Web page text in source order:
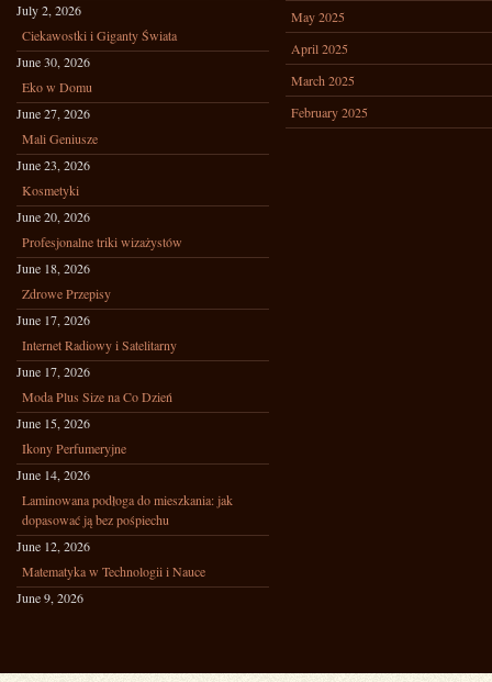
July 2, 2026
Ciekawostki i Giganty Świata
June 30, 2026
Eko w Domu
June 27, 2026
Mali Geniusze
June 23, 2026
Kosmetyki
June 20, 2026
Profesjonalne triki wizażystów
June 18, 2026
Zdrowe Przepisy
June 17, 2026
Internet Radiowy i Satelitarny
June 17, 2026
Moda Plus Size na Co Dzień
June 15, 2026
Ikony Perfumeryjne
June 14, 2026
Laminowana podłoga do mieszkania: jak
dopasować ją bez pośpiechu
June 12, 2026
Matematyka w Technologii i Nauce
June 9, 2026
May 2025
April 2025
March 2025
February 2025